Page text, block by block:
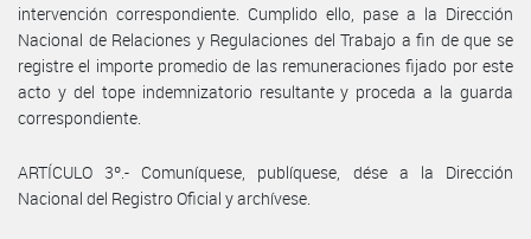
intervención correspondiente. Cumplido ello, pase a la Dirección
Nacional de Relaciones y Regulaciones del Trabajo a fin de que se
registre el importe promedio de las remuneraciones fijado por este
acto y del tope indemnizatorio resultante y proceda a la guarda
correspondiente.
ARTÍCULO 3º.- Comuníquese, publíquese, dése a la Dirección
Nacional del Registro Oficial y archívese.